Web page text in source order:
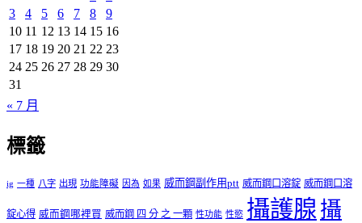
3
4 5 6 7 8
9
10 11 12 13 14 15 16
17 18 19 20 21 22 23
24 25 26 27 28 29 30
31
« 7 月
標籤
ig 一種 八字 出現 功能障礙 因為 如果 威而鋼副作用ptt 威而鋼口溶錠 威而鋼口溶
錠心得 威而鋼哪裡買 威而鋼 四 分 之 一顆 性功能 性慾 攝護腺 攝